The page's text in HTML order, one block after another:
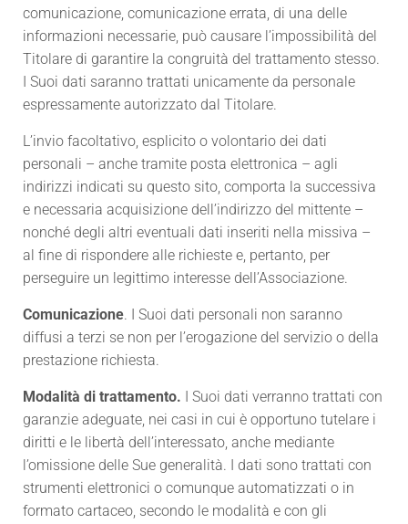
comunicazione, comunicazione errata, di una delle
informazioni necessarie, può causare l’impossibilità del
Titolare di garantire la congruità del trattamento stesso.
I Suoi dati saranno trattati unicamente da personale
espressamente autorizzato dal Titolare.
L’invio facoltativo, esplicito o volontario dei dati
personali – anche tramite posta elettronica – agli
indirizzi indicati su questo sito, comporta la successiva
e necessaria acquisizione dell’indirizzo del mittente –
nonché degli altri eventuali dati inseriti nella missiva –
al fine di rispondere alle richieste e, pertanto, per
perseguire un legittimo interesse dell’Associazione.
Comunicazione. I Suoi dati personali non saranno
diffusi a terzi se non per l’erogazione del servizio o della
prestazione richiesta.
Modalità di trattamento. I Suoi dati verranno trattati con
garanzie adeguate, nei casi in cui è opportuno tutelare i
diritti e le libertà dell’interessato, anche mediante
l’omissione delle Sue generalità. I dati sono trattati con
strumenti elettronici o comunque automatizzati o in
formato cartaceo, secondo le modalità e con gli